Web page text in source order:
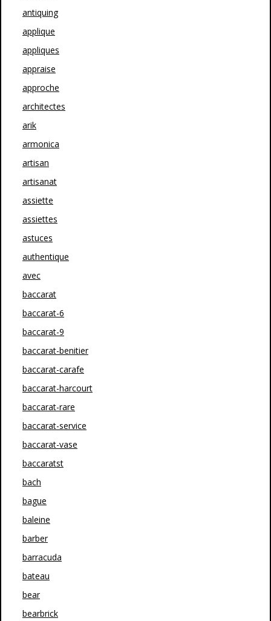
antiquing
applique
appliques
appraise
approche
architectes
arik
armonica
artisan
artisanat
assiette
assiettes
astuces
authentique
avec
baccarat
baccarat-6
baccarat-9
baccarat-benitier
baccarat-carafe
baccarat-harcourt
baccarat-rare
baccarat-service
baccarat-vase
baccaratst
bach
bague
baleine
barber
barracuda
bateau
bear
bearbrick